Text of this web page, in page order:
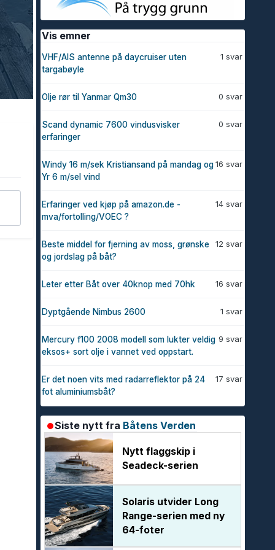
Vis emner
1 svar
VHF/AIS antenne på daycruiser uten
targabøyle
0 svar
Olje rør til Yanmar Qm30
0 svar
Scand dynamic 7600 vindusvisker
erfaringer
16 svar
Windy 16 m/sek Kristiansand på mandag og
Yr 6 m/sel vind
14 svar
Erfaringer ved kjøp på amazon.de -
mva/fortolling/VOEC ?
12 svar
Beste middel for fjerning av moss, grønske
og jordslag på båt?
16 svar
Leter etter Båt over 40knop med 70hk
1 svar
Dyptgående Nimbus 2600
9 svar
Mercury f100 2008 modell som lukter veldig
eksos+ sort olje i vannet ved oppstart.
17 svar
Er det noen vits med radarreflektor på 24
fot aluminiumsbåt?
Siste nytt fra Båtens Verden
Nytt flaggskip i
Seadeck-serien
Solaris utvider Long
Range-serien med ny
64-foter